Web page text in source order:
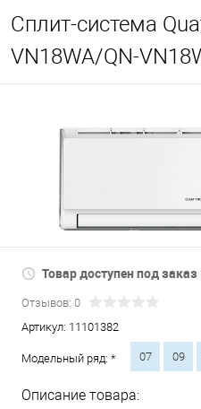
Сплит-система
VN18WA/QN-
Товар доступен под заказ
Отзывов: 0
Артикул: 11101382
Модельный ряд: * 07 09
Описание товара: